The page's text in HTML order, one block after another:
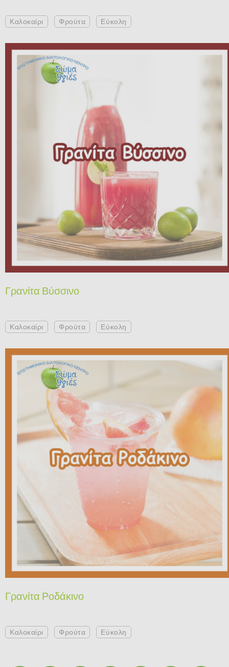
Καλοκαίρι Φρούτα Εύκολη
Γρανίτα Βύσσινο
Καλοκαίρι Φρούτα Εύκολη
Γρανίτα Ροδάκινο
Καλοκαίρι Φρούτα Εύκολη